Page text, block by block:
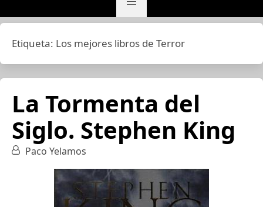
Etiqueta: Los mejores libros de Terror
La Tormenta del
Siglo. Stephen King
Paco Yelamos